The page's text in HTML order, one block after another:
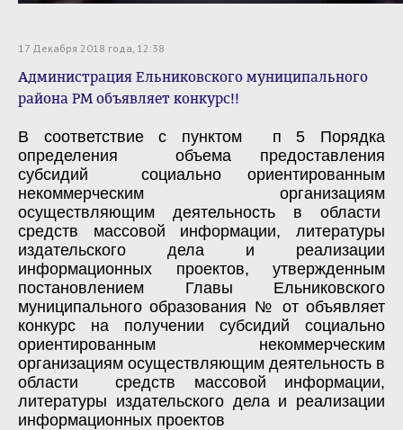
17 Декабря 2018 года, 12:38
Администрация Ельниковского муниципального
района РМ объявляет конкурс!!
В соответствие с пунктом п 5 Порядка
определения объема предоставления
субсидий социально ориентированным
некоммерческим организациям
осуществляющим деятельность в области
средств массовой информации, литературы
издательского дела и реализации
информационных проектов, утвержденным
постановлением Главы Ельниковского
муниципального образования № от объявляет
конкурс на получении субсидий социально
ориентированным некоммерческим
организациям осуществляющим деятельность в
области средств массовой информации,
литературы издательского дела и реализации
информационных проектов